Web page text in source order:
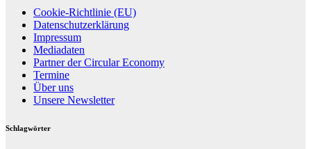
Cookie-Richtlinie (EU)
Datenschutzerklärung
Impressum
Mediadaten
Partner der Circular Economy
Termine
Über uns
Unsere Newsletter
Schlagwörter